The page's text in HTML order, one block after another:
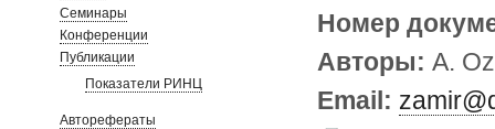
Семинары
Конференции
Публикации
Показатели РИНЦ
Авторефераты
Номер
Авторы: A.
Email: